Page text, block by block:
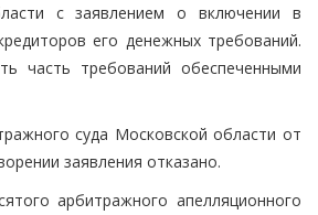
с заявлением о включении в
его денежных требований.
часть требований обеспеченными
суда Московской области от
заявления отказано.
арбитражного апелляционного